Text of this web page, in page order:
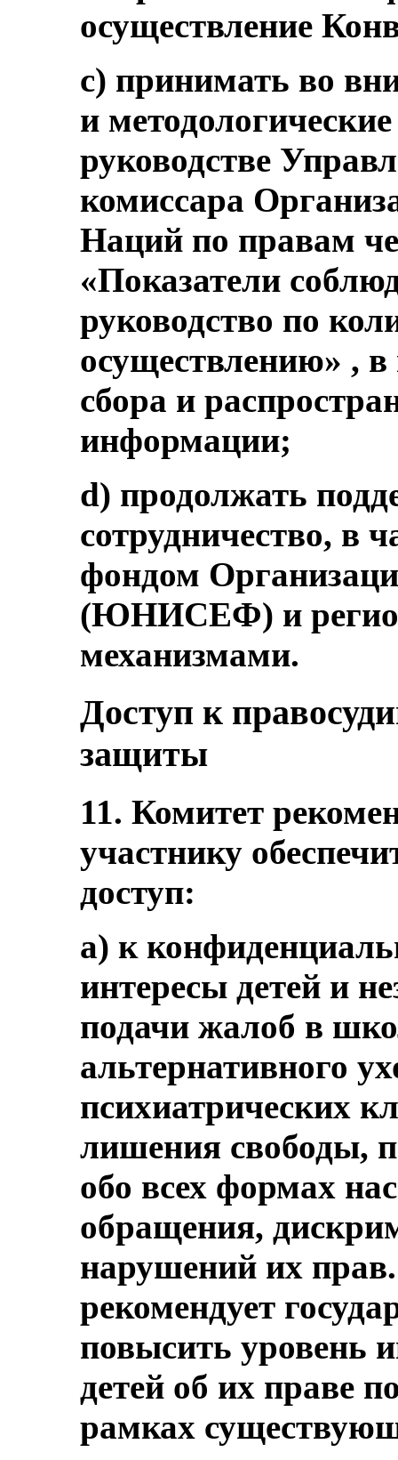
осуществление
c) принимать во
и
руководстве
комиссара
Наций по правам
«Показатели
руководство по
осуществлению» , в
сбора и
информации;
d) продолжать
сотрудничество, в
фондом
(ЮНИСЕФ) и
механизмами.
Доступ к
защиты
11. Комитет
участнику
доступ:
a) к
интересы детей и
подачи жалоб в
альтернативного
психиатрических
лишения свободы,
обо всех формах
обращения,
нарушений их
рекомендует
повысить уровень
детей об их праве
рамках